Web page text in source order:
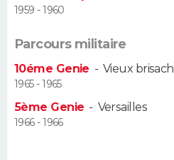
CARTE DE VOEUX
DICTIONNAIRE
Dictionnaire
Biographies
Citations
Expressions
Proverbes
PROGRAMME TV
COPAINS D'AVANT
1959 - 1960
Parcours militaire
10éme Genie -Vieux brisach
1965 - 1965
5ème Genie - Versailles
1966 - 1966